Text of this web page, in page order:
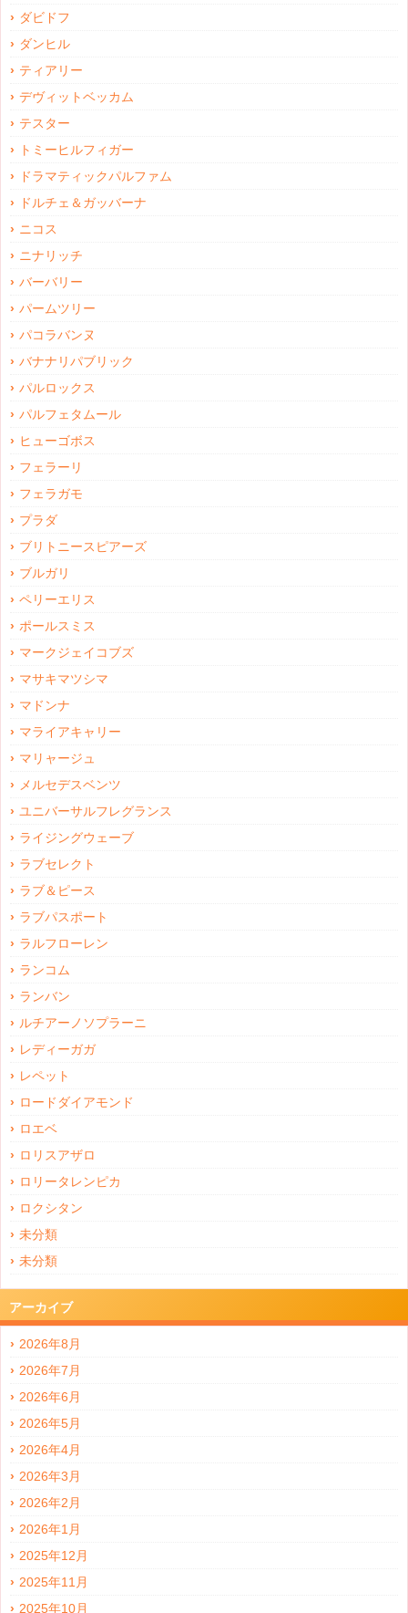
ダビドフ
ダンヒル
ティアリー
デヴィットベッカム
テスター
トミーヒルフィガー
ドラマティックパルファム
ドルチェ＆ガッバーナ
ニコス
ニナリッチ
バーバリー
パームツリー
パコラバンヌ
バナナリパブリック
パルロックス
パルフェタムール
ヒューゴボス
フェラーリ
フェラガモ
プラダ
ブリトニースピアーズ
ブルガリ
ペリーエリス
ポールスミス
マークジェイコブズ
マサキマツシマ
マドンナ
マライアキャリー
マリャージュ
メルセデスベンツ
ユニバーサルフレグランス
ライジングウェーブ
ラブセレクト
ラブ＆ピース
ラブパスポート
ラルフローレン
ランコム
ランバン
ルチアーノソプラーニ
レディーガガ
レペット
ロードダイアモンド
ロエベ
ロリスアザロ
ロリータレンピカ
ロクシタン
未分類
未分類
アーカイブ
2026年8月
2026年7月
2026年6月
2026年5月
2026年4月
2026年3月
2026年2月
2026年1月
2025年12月
2025年11月
2025年10月